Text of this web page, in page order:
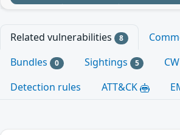
Related vulnerabilities 8
Bundles 0 Sightings 5
Detection rules
ATT&CK